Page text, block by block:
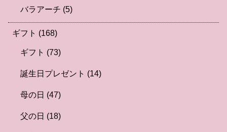
バラアーチ (5)
ギフト (168)
ギフト (73)
誕生日プレゼント (14)
母の日 (47)
父の日 (18)